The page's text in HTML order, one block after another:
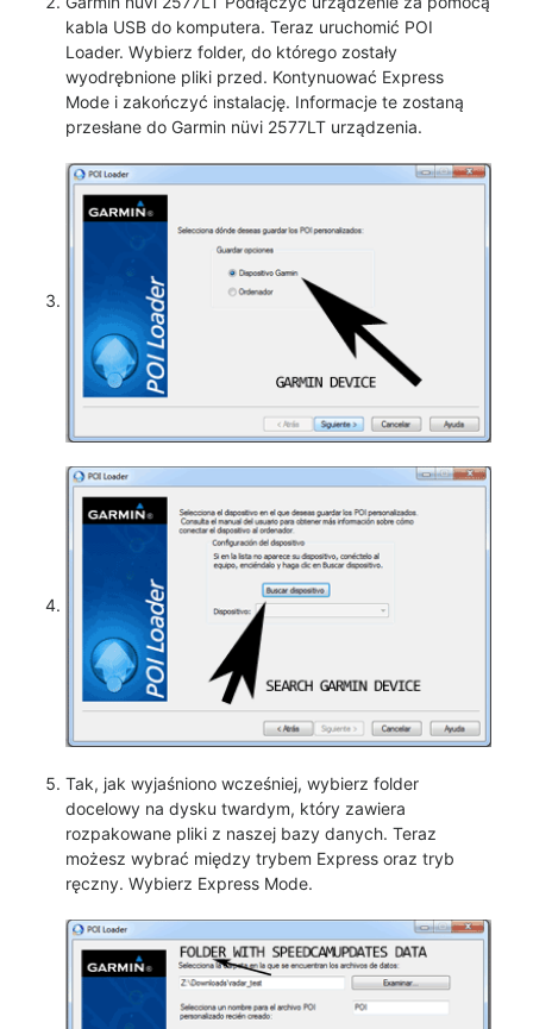
kabla USB do komputera. Teraz uruchomić POI
Loader. Wybierz folder, do którego zostały
wyodrębnione pliki przed. Kontynuować Express
Mode i zakończyć instalację. Informacje te zostaną
przesłane do Garmin nüvi 2577LT urządzenia.
Tak, jak wyjaśniono wcześniej, wybierz folder
docelowy na dysku twardym, który zawiera
rozpakowane pliki z naszej bazy danych. Teraz
możesz wybrać między trybem Express oraz tryb
ręczny. Wybierz Express Mode.